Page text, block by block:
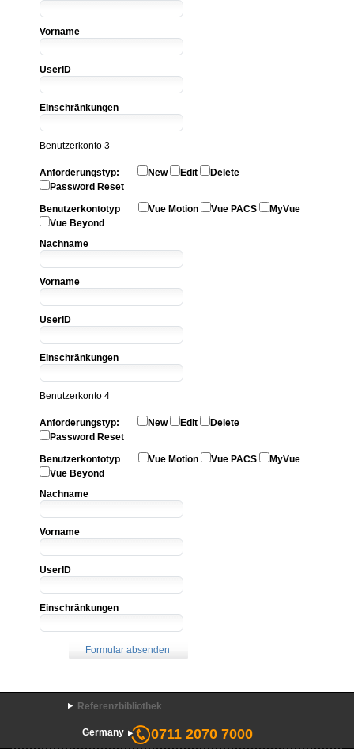
Vorname
UserID
Einschränkungen
Benutzerkonto 3
Anforderungstyp: New Edit
Delete
Password Reset
Benutzerkontotyp
Vue Motion Vue PACS
MyVue
Vue Beyond
Nachname
Vorname
UserID
Einschränkungen
Benutzerkonto 4
Anforderungstyp: New Edit
Delete
Password Reset
Benutzerkontotyp
Vue Motion Vue PACS
MyVue
Vue Beyond
Nachname
Vorname
UserID
Einschränkungen
Referenzbibliothek
Germany 0711 2070 7000